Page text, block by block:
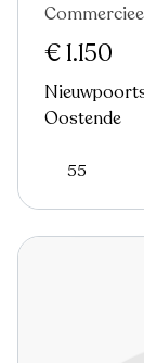
€ 1.150
Oostende
55